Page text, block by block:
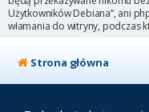
Użytkowników Debiana”, ani
włamania do witryny, podczas
Strona główna